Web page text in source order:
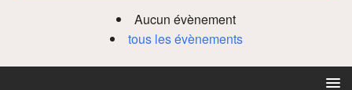
Aucun évènement
tous les évènements